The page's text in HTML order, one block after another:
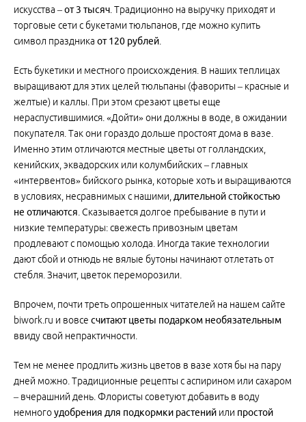
искусства –от 3 тысяч . Традиционно на выручку приходят и
торговые сети с букетами тюльпанов, где можно купить
символ праздника от 120 рублей
Есть букетики и местного происхождения. В наших теплицах
выращивают для этих целей тюльпаны (фавориты – красные и
желтые) и каллы. При этом срезают цветы еще
нераспустившимися. «Дойти» они должны в воде, в ожидании
покупателя. Так они гораздо дольше простоят дома в вазе.
Именно этим отличаются местные цветы от голландских,
кенийских, эквадорских или колумбийских – главных
«интервентов» бийского рынка, которые хоть и выращиваются
в условиях, несравнимых с нашими, длительной стойкостью
не отличаются . Сказывается долгое пребывание в пути и
низкие температуры: свежесть привозным цветам
продлевают с помощью холода. Иногда такие технологии
дают сбой и отнюдь не вялые бутоны начинают отлетать от
стебля. Значит, цветок переморозили.
Впрочем, почти треть опрошенных читателей на нашем сайте
biwork.ru и вовсе считают цветы подарком необязательным
ввиду свой непрактичности.
Тем не менее продлить жизнь цветов в вазе хотя бы на пару
дней можно. Традиционные рецепты с аспирином или сахаром
– вчерашний день. Флористы советуют добавить в воду
немногоудобрения для подкормки растений или простой